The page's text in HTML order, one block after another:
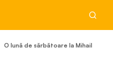
O lună de sărbătoare la Mihail